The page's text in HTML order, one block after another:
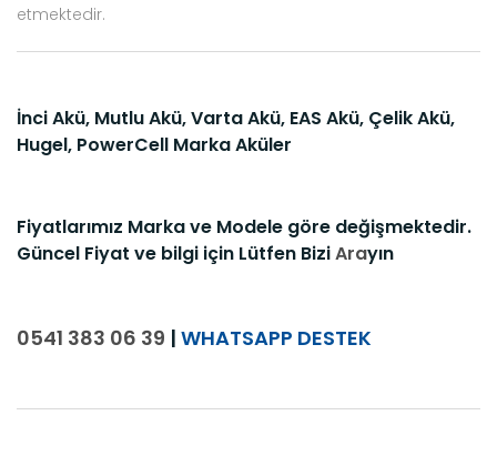
etmektedir.
İnci Akü, Mutlu Akü, Varta Akü, EAS Akü, Çelik Akü,
Hugel, PowerCell Marka Aküler
Fiyatlarımız Marka ve Modele göre değişmektedir.
Güncel Fiyat ve bilgi için Lütfen BiziArayın
0541 383 06 39 | WHATSAPP DESTEK